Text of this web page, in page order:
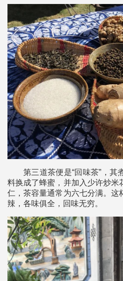
第三道茶便是“回味茶”，
料换成了蜂蜜，并加入少许炒米
仁，茶容量通常为六七分满。这
辣，各味俱全，回味无穷。